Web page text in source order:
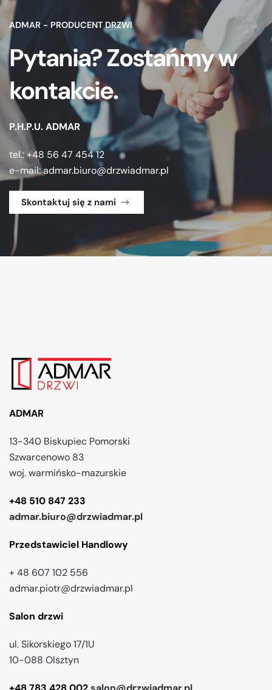
ADMAR - PRODUCENT DRZWI
Pytania? Zostańmy w
kontakcie.
P.H.P.U. ADMAR
tel.: +48 56 47 454 12
e-mail:admar.biuro@drzwiadmar.pl
Skontaktuj się z nami
ADMAR
13-340 Biskupiec Pomorski
Szwarcenowo 83
woj. warmińsko-mazurskie
+48 510 847 233
admar.biuro@drzwiadmar.pl
Przedstawiciel Handlowy
+ 48 607 102 556
admar.piotr@drzwiadmar.pl
Salon drzwi
ul. Sikorskiego 17/1U
10-088 Olsztyn